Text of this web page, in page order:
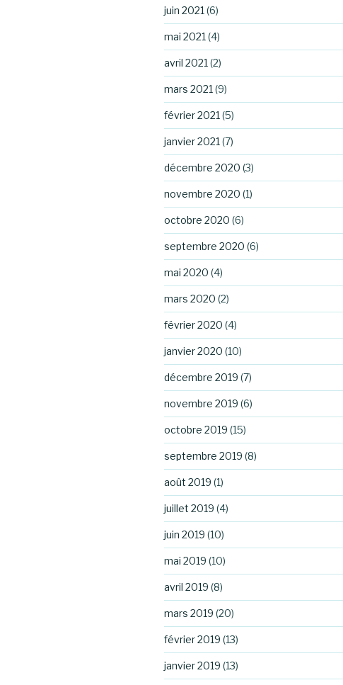
juin 2021 (6)
mai 2021 (4)
avril 2021 (2)
mars 2021 (9)
février 2021 (5)
janvier 2021 (7)
décembre 2020 (3)
novembre 2020 (1)
octobre 2020 (6)
septembre 2020 (6)
mai 2020 (4)
mars 2020 (2)
février 2020 (4)
janvier 2020 (10)
décembre 2019 (7)
novembre 2019 (6)
octobre 2019 (15)
septembre 2019 (8)
août 2019 (1)
juillet 2019 (4)
juin 2019 (10)
mai 2019 (10)
avril 2019 (8)
mars 2019 (20)
février 2019 (13)
janvier 2019 (13)